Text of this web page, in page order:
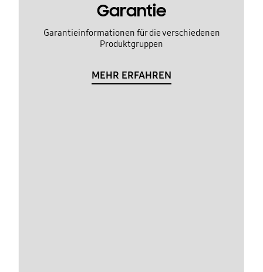
Garantie
Garantieinformationen für die verschiedenen
Produktgruppen
MEHR ERFAHREN